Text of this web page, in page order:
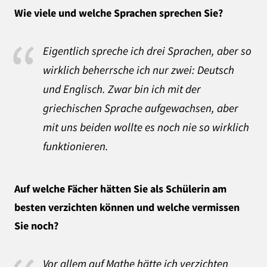
Wie viele und welche Sprachen sprechen Sie?
Eigentlich spreche ich drei Sprachen, aber so
wirklich beherrsche ich nur zwei: Deutsch
und Englisch. Zwar bin ich mit der
griechischen Sprache aufgewachsen, aber
mit uns beiden wollte es noch nie so wirklich
funktionieren.
Auf welche Fächer hätten Sie als Schülerin am
besten verzichten können undwelche vermissen
Sie noch?
Vor allem auf Mathe hätte ich verzichten